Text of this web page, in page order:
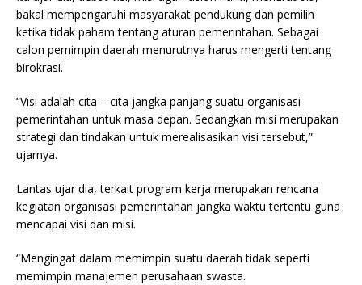
bakal mempengaruhi masyarakat pendukung dan pemilih
ketika tidak paham tentang aturan pemerintahan. Sebagai
calon pemimpin daerah menurutnya harus mengerti tentang
birokrasi.
“Visi adalah cita – cita jangka panjang suatu organisasi
pemerintahan untuk masa depan. Sedangkan misi merupakan
strategi dan tindakan untuk merealisasikan visi tersebut,”
ujarnya.
Lantas ujar dia, terkait program kerja merupakan rencana
kegiatan organisasi pemerintahan jangka waktu tertentu guna
mencapai visi dan misi.
“Mengingat dalam memimpin suatu daerah tidak seperti
memimpin manajemen perusahaan swasta.